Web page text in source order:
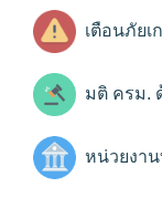
เตือนภัยเ
มติ ครม.
หน่วยงาน